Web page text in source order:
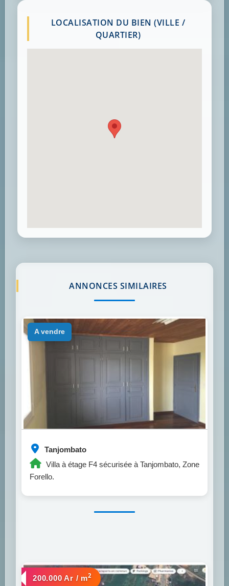
LOCALISATION DU BIEN (VILLE /
QUARTIER)
ANNONCES SIMILAIRES
Tanjombato
Villa à étage F4 sécurisée à Tanjombato, Zone
Forello.
a vendre
a vendre
200.000 Ar / m2